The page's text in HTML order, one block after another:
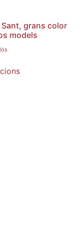
grans color
models